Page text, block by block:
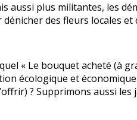
aussi plus militantes, les
des fleurs locales et
« Le bouquet acheté (à
écologique et économique
? Supprimons aussi les